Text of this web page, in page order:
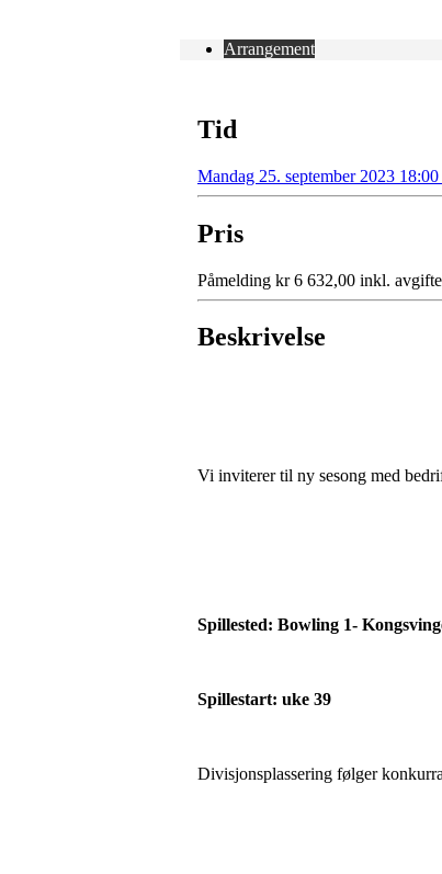
Arrangement
Tid
Mandag 25. september 2023
Pris
Påmelding kr 6 632,00 inkl.
Beskrivelse
Vi inviterer til ny sesong med
Spillested: Bowling 1-
Spillestart: uke 39
Divisjonsplassering følger